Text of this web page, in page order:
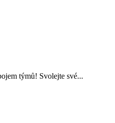
týmů! Svolejte své...